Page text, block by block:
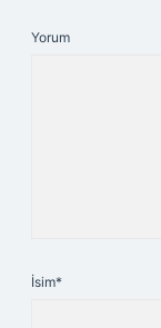
Yorum
İsim*